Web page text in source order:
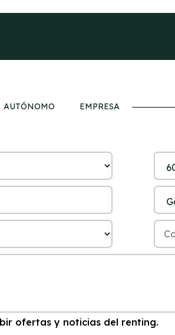
AUTÓNOMO EMPRESA
ofertas y noticias del renting.